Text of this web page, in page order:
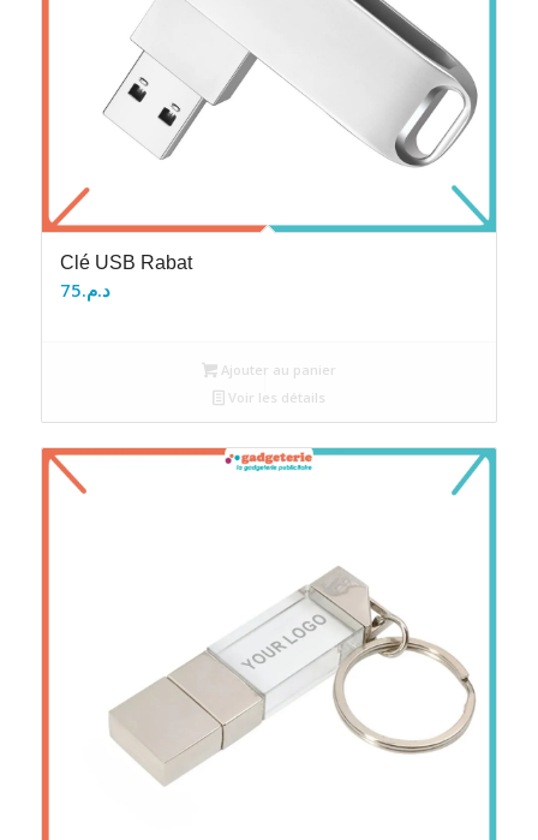
Clé USB Rabat
د.م.75
Ajouter au panier
Voir les détails